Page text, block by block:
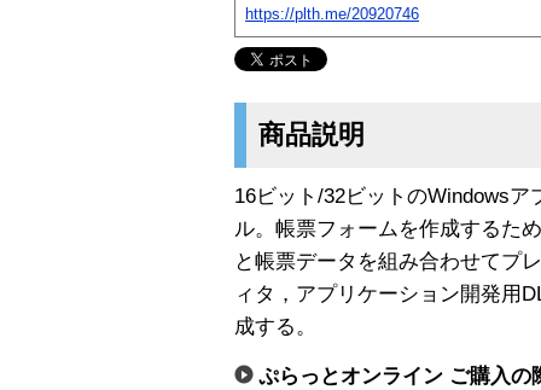
https://plth.me/20920746
商品説明
16ビット/32ビットのWindows
ル。帳票フォームを作成するた
と帳票データを組み合わせてプ
ィタ，アプリケーション開発用
成する。
ぷらっとオンライン ご購入の